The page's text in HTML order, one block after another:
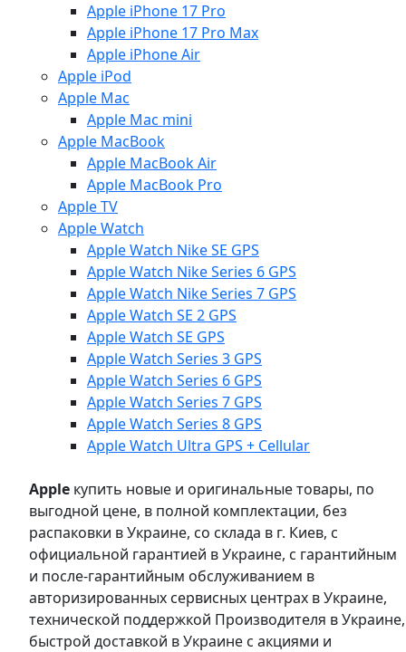
Apple iPhone 17 Pro
Apple iPhone 17 Pro Max
Apple iPhone Air
Apple iPod
Apple Mac
Apple Mac mini
Apple MacBook
Apple MacBook Air
Apple MacBook Pro
Apple TV
Apple Watch
Apple Watch Nike SE GPS
Apple Watch Nike Series 6 GPS
Apple Watch Nike Series 7 GPS
Apple Watch SE 2 GPS
Apple Watch SE GPS
Apple Watch Series 3 GPS
Apple Watch Series 6 GPS
Apple Watch Series 7 GPS
Apple Watch Series 8 GPS
Apple Watch Ultra GPS + Cellular
Apple купить новые и оригинальные товары, по
выгодной цене, в полной комплектации, без
распаковки в Украине, со склада в г. Киев, с
официальной гарантией в Украине, с гарантийным
и после-гарантийным обслуживанием в
авторизированных сервисных центрах в Украине,
технической поддержкой Производителя в Украине,
быстрой доставкой в Украине с акциями и